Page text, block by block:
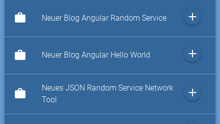
work Neuer Blog Angular Random Service add
work Neuer Blog Angular Hello World add
work
Neues JSON Random Service Network
Tool
add